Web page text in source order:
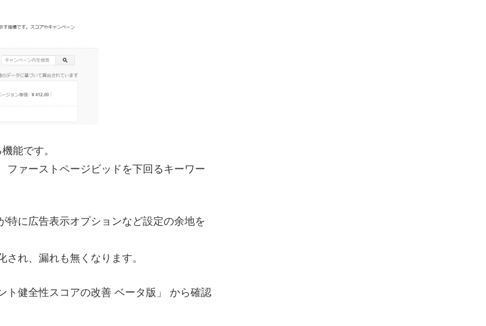
能です。
ファーストページビッドを下回るキーワー
特に広告表示オプションなど設定の余地を
れ、漏れも無くなります。
ト健全性スコアの改善 ベータ版」 から確認